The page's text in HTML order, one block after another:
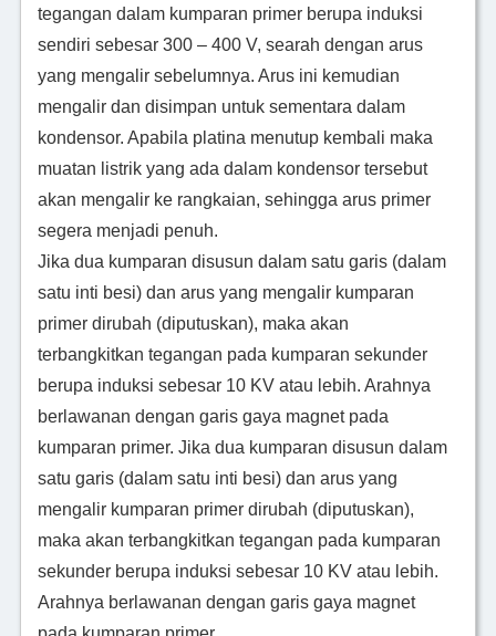
tegangan dalam kumparan primer berupa induksi
sendiri sebesar 300 – 400 V, searah dengan arus
yang mengalir sebelumnya. Arus ini kemudian
mengalir dan disimpan untuk sementara dalam
kondensor. Apabila platina menutup kembali maka
muatan listrik yang ada dalam kondensor tersebut
akan mengalir ke rangkaian, sehingga arus primer
segera menjadi penuh.
Jika dua kumparan disusun dalam satu garis (dalam
satu inti besi) dan arus yang mengalir kumparan
primer dirubah (diputuskan), maka akan
terbangkitkan tegangan pada kumparan sekunder
berupa induksi sebesar 10 KV atau lebih. Arahnya
berlawanan dengan garis gaya magnet pada
kumparan primer. Jika dua kumparan disusun dalam
satu garis (dalam satu inti besi) dan arus yang
mengalir kumparan primer dirubah (diputuskan),
maka akan terbangkitkan tegangan pada kumparan
sekunder berupa induksi sebesar 10 KV atau lebih.
Arahnya berlawanan dengan garis gaya magnet